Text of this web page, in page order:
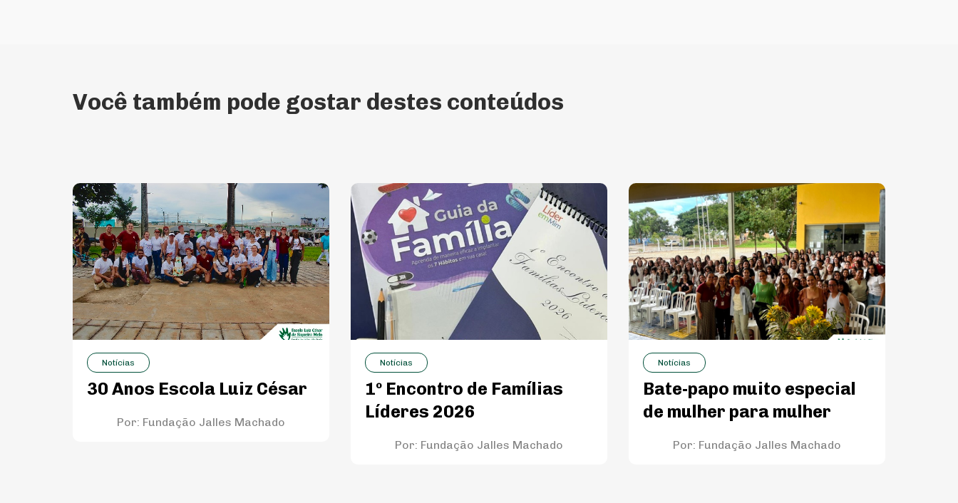
Você também pode gostar destes conteúdos
Notícias
30 Anos Escola Luiz César
Por: Fundação Jalles Machado
Notícias
1º Encontro de Famílias
Líderes 2026
Por: Fundação Jalles Machado
Notícias
Bate-papo muito especial
de mulher para mulher
Por: Fundação Jalles Machado